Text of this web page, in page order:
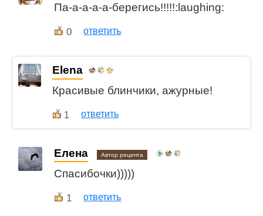
Па-а-а-а-а-берегись!!!!!:laughing:
0 ответить
Elena
Красивые блинчики, ажурные!
1 ответить
Елена Автор рецепта
Спасибочки)))))
1 ответить